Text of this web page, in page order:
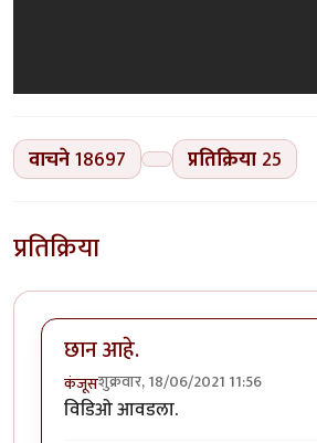
वाचने18697 प्रतिक्रिया 25
प्रतिक्रिया
छान आहे.
कंजूसशुक्रवार, 18/06/2021 11:56
विडिओ आवडला.